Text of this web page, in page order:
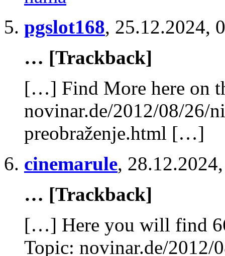
pgslot168, 25.12.2024,
… [Trackback]
[…] Find More here on
novinar.de/2012/08/26/
preobraženje.html […]
cinemarule,
… [Trackback]
[…] Here you will find
Topic: novinar.de/